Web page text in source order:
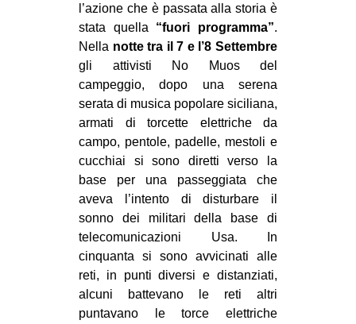
l’azione che è passata alla storia è
stata quella “fuori programma”.
Nella notte tra il 7 e l’8 Settembre
gli attivisti No Muos del
campeggio, dopo una serena
serata di musica popolare siciliana,
armati di torcette elettriche da
campo, pentole, padelle, mestoli e
cucchiai si sono diretti verso la
base per una passeggiata che
aveva l’intento di disturbare il
sonno dei militari della base di
telecomunicazioni Usa. In
cinquanta si sono avvicinati alle
reti, in punti diversi e distanziati,
alcuni battevano le reti altri
puntavano le torce elettriche